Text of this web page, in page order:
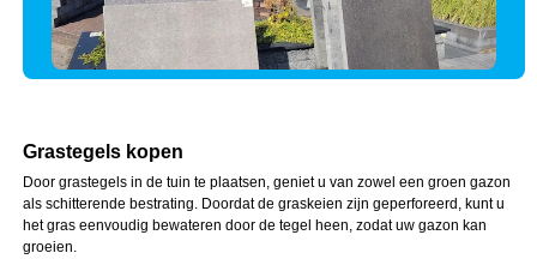
Grastegels kopen
Door grastegels in de tuin te plaatsen, geniet u van zowel een groen gazon
als schitterende bestrating. Doordat de graskeien zijn geperforeerd, kunt u
het gras eenvoudig bewateren door de tegel heen, zodat uw gazon kan
groeien.